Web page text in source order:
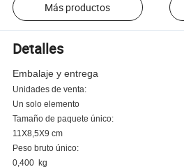
Más productos
Detalles
Embalaje y entrega
Unidades de venta:
Un solo elemento
Tamaño de paquete único:
11X8,5X9 cm
Peso bruto único:
0,400 kg